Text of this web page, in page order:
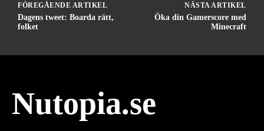
FÖREGÅENDE ARTIKEL
Dagens tweet: Boarda rätt,
folket
NÄSTA ARTIKEL
Öka din Gamerscore med
Minecraft
Nutopia.se